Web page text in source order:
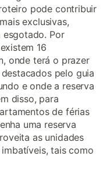
pode contribuir
exclusivas,
esgotado. Por
16
onde terá o prazer
pelo guia
e onde a reserva
disso, para
de férias
uma reserva
as unidades
tais como